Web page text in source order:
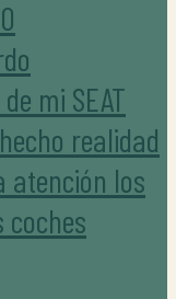
mi SEAT
realidad
atención los